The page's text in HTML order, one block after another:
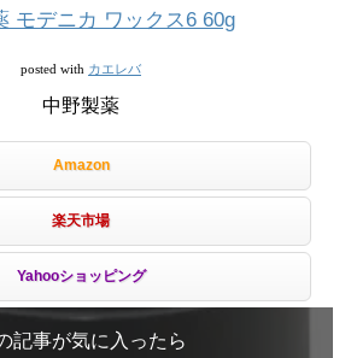
モデニカ ワックス6 60g
posted with カエレバ
中野製薬
Amazon
楽天市場
Yahooショッピング
記事が気に入ったら